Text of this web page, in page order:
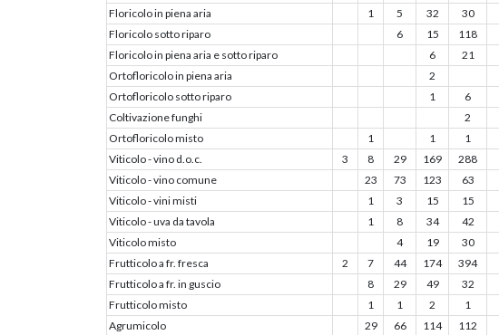
Floricolo in piena aria
1 5 32 30
Floricolo sotto riparo
6 15 118
Floricolo in piena aria e sotto riparo
6 21
Ortofloricolo in piena aria
2
Ortofloricolo sotto riparo
1 6
Coltivazione funghi
2
Ortofloricolo misto
1 1 1
Viticolo - vino d.o.c.
3 8 29 169 288
Viticolo - vino comune
23 73 123 63
Viticolo - vini misti
1 3 15 15
Viticolo - uva da tavola
1 8 34 42
Viticolo misto
4 19 30
Frutticolo a fr. fresca
2 7 44 174 394
Frutticolo a fr. in guscio
8 29 49 32
Frutticolo misto
1 1 2 1
Agrumicolo
29 66 114 112